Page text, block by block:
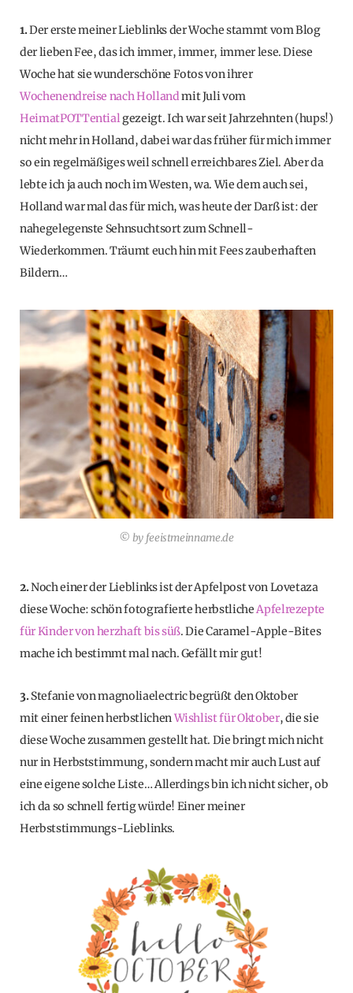
1.Der erste meiner Lieblinks der Woche stammt vom Blog
der lieben Fee, das ich immer, immer, immer lese. Diese
Woche hat sie wunderschöne Fotos von ihrer
Wochenendreise nach Hollandmit Juli vom
HeimatPOTTentialgezeigt. Ich war seit Jahrzehnten (hups!)
nicht mehr in Holland, dabei war das früher für mich immer
so ein regelmäßiges weil schnell erreichbares Ziel. Aber da
lebte ich ja auch noch im Westen, wa. Wie dem auch sei,
Holland war mal das für mich, was heute der Darß ist: der
nahegelegenste Sehnsuchtsort zum Schnell-
Wiederkommen. Träumt euch hin mit Fees zauberhaften
Bildern…
© by feeistmeinname.de
2.Noch einer der Lieblinks ist der Apfelpost von Lovetaza
diese Woche: schön fotografierte herbstlicheApfelrezepte
für Kinder von herzhaft bis süß. Die Caramel-Apple-Bites
mache ich bestimmt mal nach. Gefällt mir gut!
3. Stefanie von magnoliaelectric begrüßt den Oktober
mit einer feinen herbstlichenWishlist für Oktober, die sie
diese Woche zusammen gestellt hat. Die bringt mich nicht
nur in Herbststimmung, sondern macht mir auch Lust auf
eine eigene solche Liste… Allerdings bin ich nicht sicher, ob
ich da so schnell fertig würde! Einer meiner
Herbststimmungs-Lieblinks.